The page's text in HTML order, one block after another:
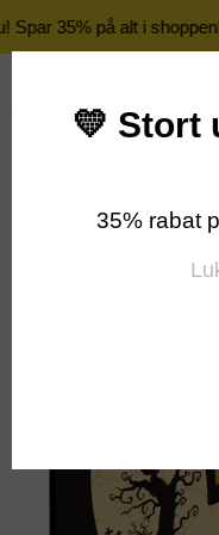
Spar 35% på alt i shoppen!